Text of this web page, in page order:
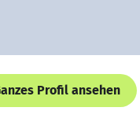
Profil ansehen